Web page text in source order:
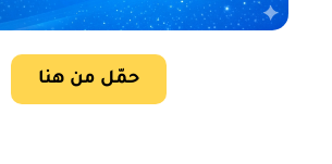
حمّل من هنا